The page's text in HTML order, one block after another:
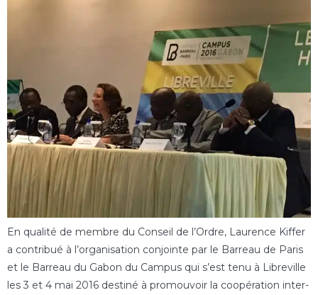
En qualité de membre du Conseil de l’Ordre, Laurence Kiffer
a contribué à l’organisation conjointe par le Barreau de Paris
et le Barreau du Gabon du Campus qui s’est tenu à Libreville
les 3 et 4 mai 2016 destiné à promouvoir la coopération inter-